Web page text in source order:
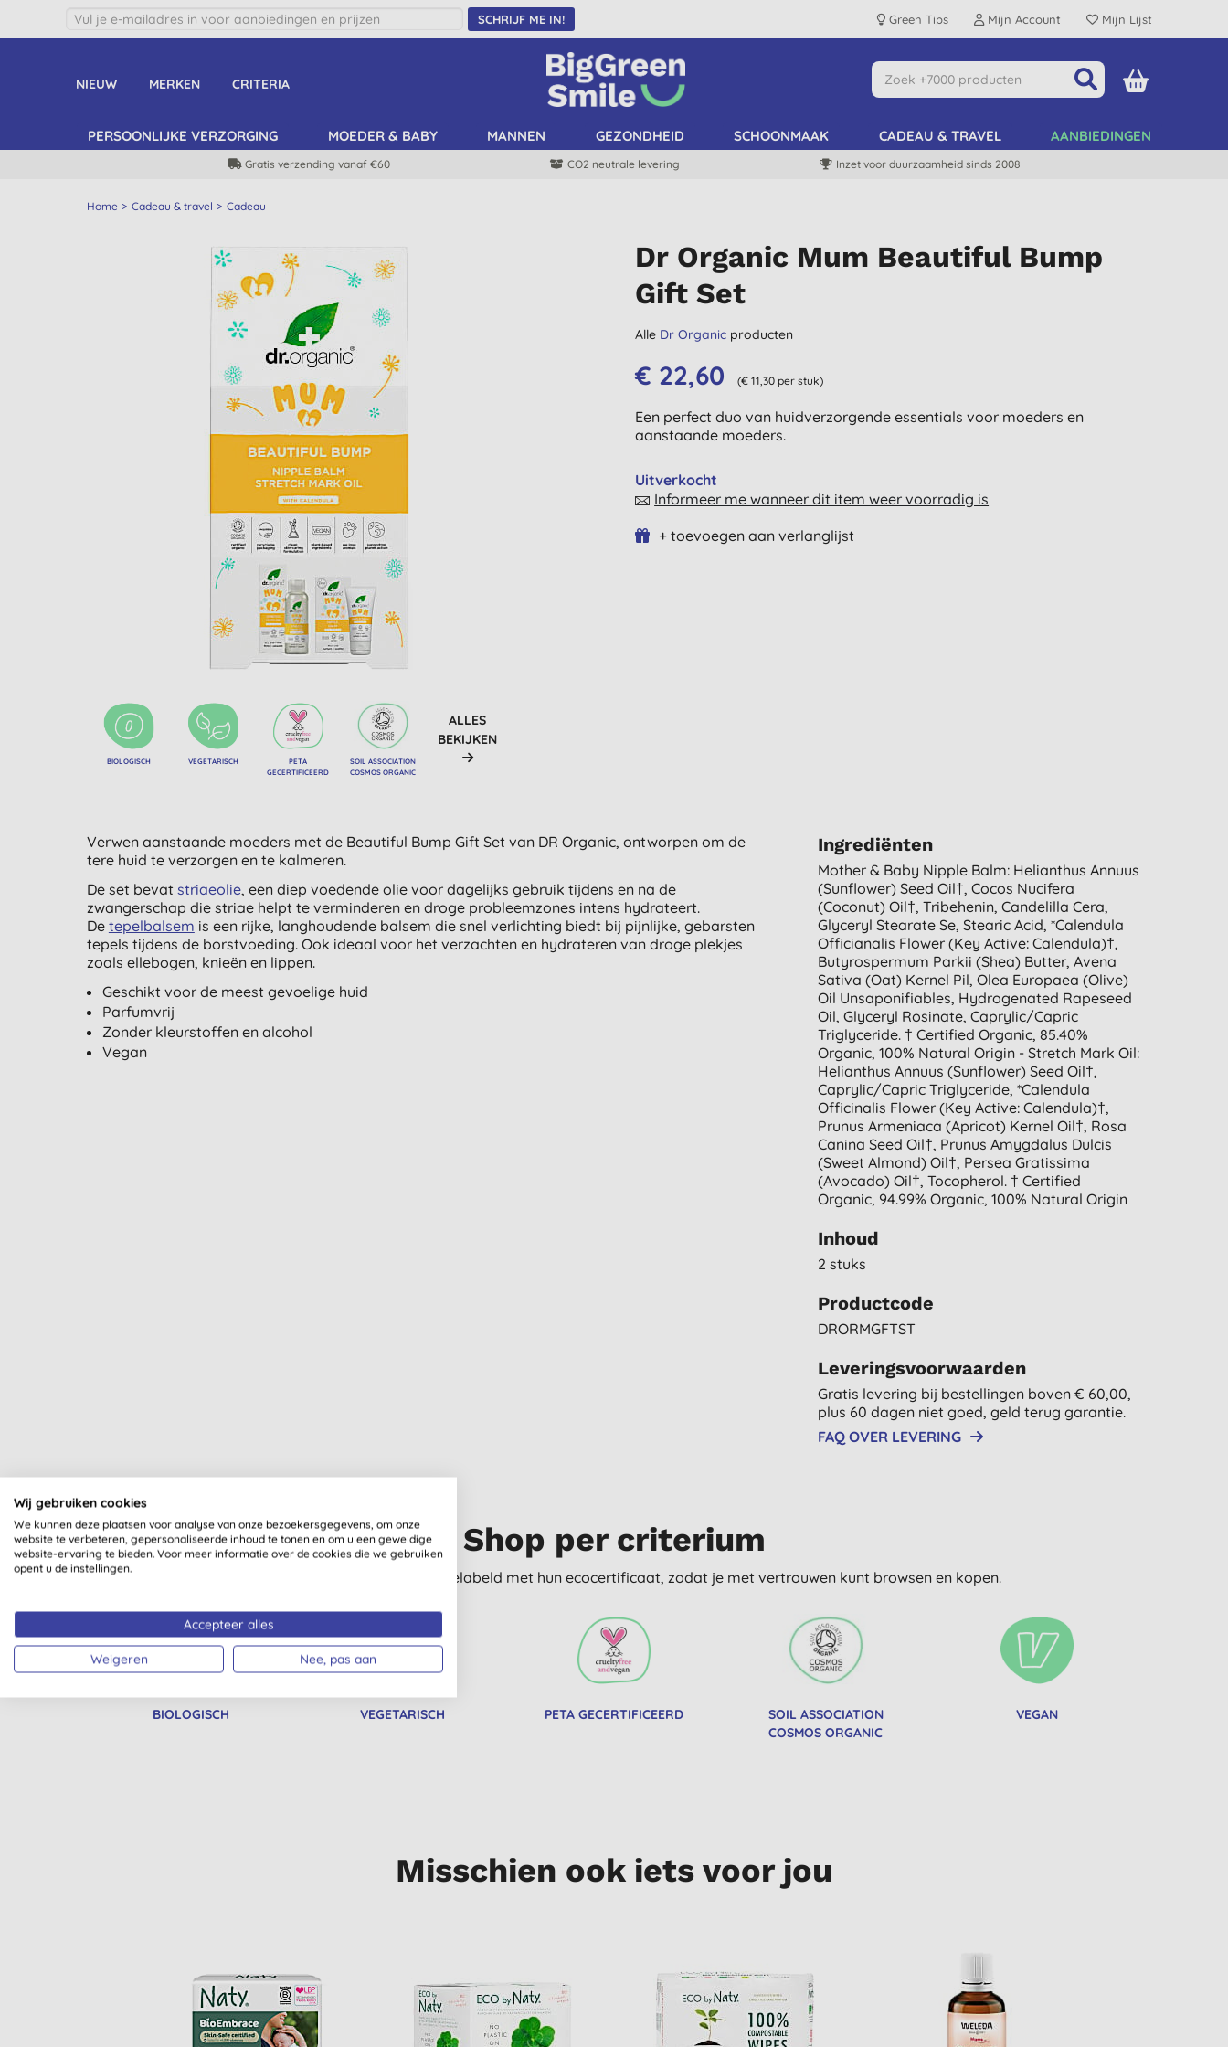
SCHRIJF ME IN! Green Tips Mijn Account Mijn Lijst
NIEUW MERKEN CRITERIA
PERSOONLIJKE VERZORGING MOEDER & BABY MANNEN GEZONDHEID SCHOONMAAK CADEAU & TRAVEL AANBIEDINGEN
Gratis verzending vanaf €60 CO2 neutrale levering Inzet voor duurzaamheid sinds 2008
Home Cadeau & travel Cadeau
BIOLOGISCH VEGETARISCH
PETA
GECERTIFICEERD
SOIL ASSOCIATION
COSMOS ORGANIC
ALLES
BEKIJKEN
Dr Organic Mum Beautiful Bump
Gift Set
Alle Dr Organic producten
€ 22,60 (€ 11,30 per stuk)
Een perfect duo van huidverzorgende essentials voor moeders en
aanstaande moeders.
Uitverkocht
Informeer me wanneer dit item weer voorradig is
+ toevoegen aan verlanglijst
Verwen aanstaande moeders met de Beautiful Bump Gift Set van DR Organic, ontworpen om de
tere huid te verzorgen en te kalmeren.
De set bevat striaeolie, een diep voedende olie voor dagelijks gebruik tijdens en na de
zwangerschap die striae helpt te verminderen en droge probleemzones intens hydrateert.
De tepelbalsem is een rijke, langhoudende balsem die snel verlichting biedt bij pijnlijke, gebarsten
tepels tijdens de borstvoeding. Ook ideaal voor het verzachten en hydrateren van droge plekjes
zoals ellebogen, knieën en lippen.
Geschikt voor de meest gevoelige huid
Parfumvrij
Zonder kleurstoffen en alcohol
Vegan
Ingrediënten
Mother & Baby Nipple Balm: Helianthus Annuus
(sunflower) Seed Oil†, Cocos Nucifera
(coconut) Oil†, Tribehenin, Candelilla Cera,
Glyceryl Stearate Se, Stearic Acid, *calendula
Officianalis Flower (key Active: Calendula)†,
Butyrospermum Parkii (shea) Butter, Avena
Sativa (oat) Kernel Pil, Olea Europaea (olive)
Oil Unsaponifiables, Hydrogenated Rapeseed
Oil, Glyceryl Rosinate, Caprylic/capric
Triglyceride. † Certified Organic, 85.40%
Organic, 100% Natural Origin - Stretch Mark Oil:
Helianthus Annuus (sunflower) Seed Oil†,
Caprylic/capric Triglyceride, *calendula
Officinalis Flower (key Active: Calendula)†,
Prunus Armeniaca (apricot) Kernel Oil†, Rosa
Canina Seed Oil†, Prunus Amygdalus Dulcis
(sweet Almond) Oil†, Persea Gratissima
(avocado) Oil†, Tocopherol. † Certified
Organic, 94.99% Organic, 100% Natural Origin
Inhoud
2 stuks
Productcode
DRORMGFTST
Leveringsvoorwaarden
Gratis levering bij bestellingen boven € 60,00,
plus 60 dagen niet goed, geld terug garantie.
FAQ OVER LEVERING
Shop per criterium
Al onze producten zijn duidelijk gelabeld met hun ecocertificaat, zodat je met vertrouwen kunt browsen en kopen.
BIOLOGISCH VEGETARISCH PETA GECERTIFICEERD
SOIL ASSOCIATION
COSMOS ORGANIC
VEGAN
Misschien ook iets voor jou
Wij gebruiken cookies
We kunnen deze plaatsen voor analyse van onze bezoekersgegevens, om onze
website te verbeteren, gepersonaliseerde inhoud te tonen en om u een geweldige
website-ervaring te bieden. Voor meer informatie over de cookies die we gebruiken
opent u de instellingen.
Accepteer alles
Weigeren Nee, pas aan